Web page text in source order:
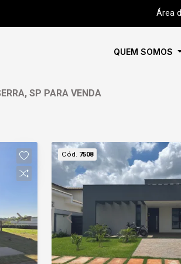
Área
QUEM SOMOS
SP PARA VENDA
Cód. 7508